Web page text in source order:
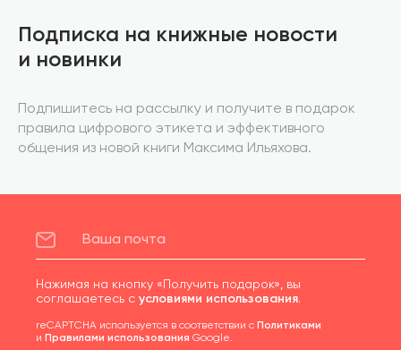
Подписка на книжные новости
и новинки
Подпишитесь на рассылку и получите в подарок
правила цифрового этикета и эффективного
общения из новой книги Максима Ильяхова.
Нажимая на кнопку «Получить подарок», вы
соглашаетесь с условиями использования.
reCAPTCHA используется в соответствии с Политиками
и Правилами использования Google.